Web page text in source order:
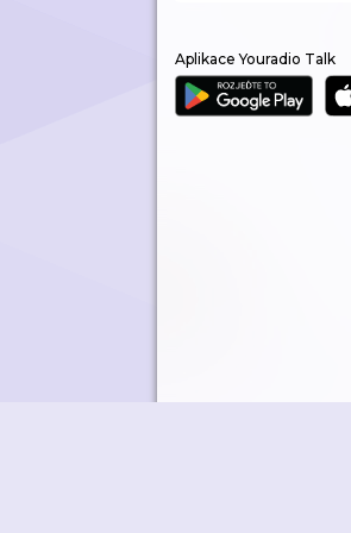
Aplikace Youradio Talk